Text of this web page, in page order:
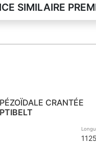
SIMILAIRE
CRANTÉE
1125